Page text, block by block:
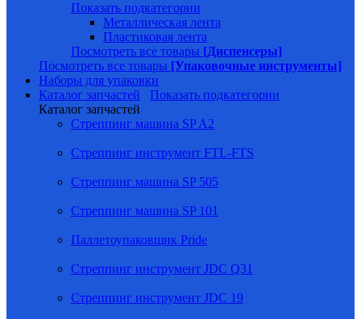
Показать подкатегории
Металлическая лента
Пластиковая лента
Посмотреть все товары [Диспенсеры]
Посмотреть все товары [Упаковочные инструменты]
Наборы для упаковки
Каталог запчастей
Показать подкатегории
Каталог запчастей
Стреппинг машина SP A2
Стреппинг инструмент FTL-FTS
Стреппинг машина SP 505
Стреппинг машина SP 101
Паллетоупаковщик Pride
Стреппинг инструмент JDC Q31
Стреппинг инструмент JDC 19